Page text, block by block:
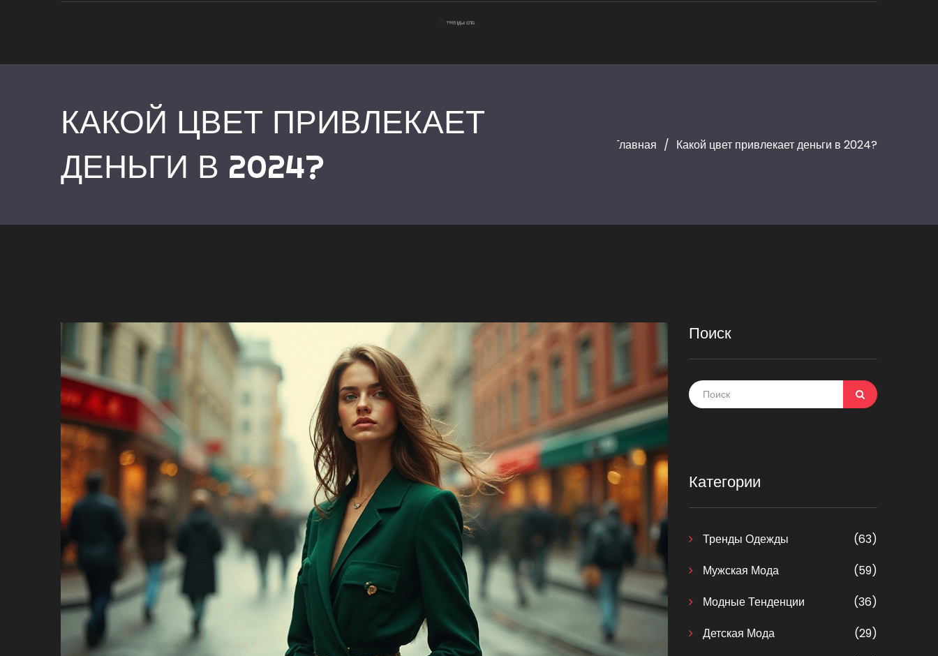
КАКОЙ ЦВЕТ ПРИВЛЕКАЕТ
ДЕНЬГИ В 2024?
Главная Какой цвет привлекает деньги в 2024?
Поиск
Категории
Тренды Одежды
(63)
Мужская Мода
(59)
Модные Тенденции
(36)
Детская Мода
(29)